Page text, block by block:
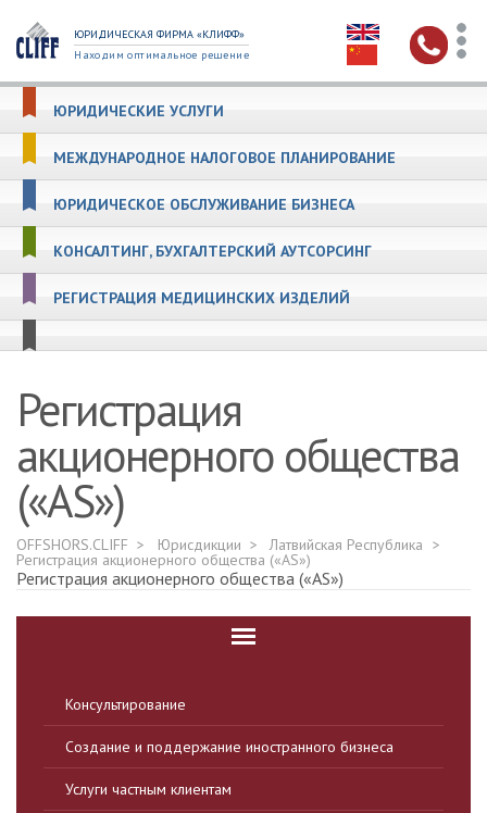
ЮРИДИЧЕСКАЯ ФИРМА «КЛИФФ»
Находим оптимальное решение
ЮРИДИЧЕСКИЕ УСЛУГИ
МЕЖДУНАРОДНОЕ НАЛОГОВОЕ ПЛАНИРОВАНИЕ
ЮРИДИЧЕСКОЕ ОБСЛУЖИВАНИЕ БИЗНЕСА
КОНСАЛТИНГ, БУХГАЛТЕРСКИЙ АУТСОРСИНГ
РЕГИСТРАЦИЯ МЕДИЦИНСКИХ ИЗДЕЛИЙ
Регистрация
акционерного общества
(«AS»)
OFFSHORS.CLIFF Юрисдикции Латвийская Республика
Регистрация акционерного общества («AS»)
Регистрация акционерного общества («AS»)
Консультирование
Создание и поддержание иностранного бизнеса
Услуги частным клиентам